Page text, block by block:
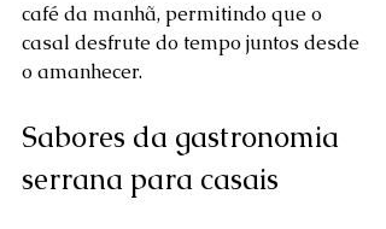
café da manhã, permitindo que o
casal desfrute do tempo juntos desde
o amanhecer.
Sabores da gastronomia
serrana para casais